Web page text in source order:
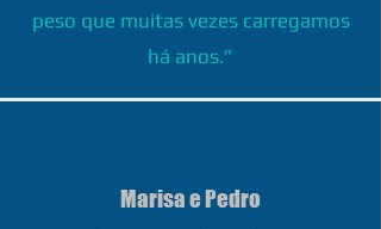
peso que muitas vezes carregamos
há anos.”
Marisa e Pedro